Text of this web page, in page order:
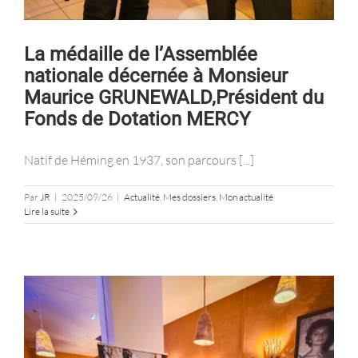
La médaille de l’Assemblée
nationale décernée à Monsieur
Maurice GRUNEWALD,Président du
Fonds de Dotation MERCY
Natif de Héming en 1937, son parcours [...]
ParJR | 2025/09/26 | Actualité, Mes dossiers, Mon actualité
Lire la suite